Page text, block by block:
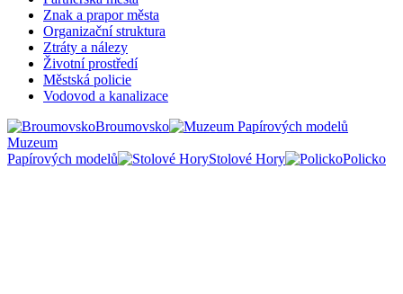
Znak a prapor města
Organizační struktura
Ztráty a nálezy
Životní prostředí
Městská policie
Vodovod a kanalizace
Broumovsko
Muzeum
Papírových modelů
Stolové Hory Policko